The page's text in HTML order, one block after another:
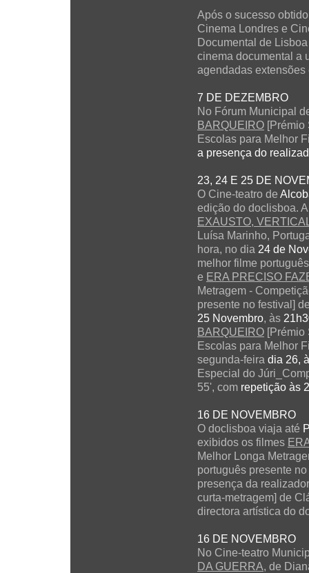
Após o sucesso
Cinema Londres e
Documental de
cinema documental a
agendadas extensões
7 DE DEZEMBRO
No Fórum Municipal
BARQUEIRO [Prémio
Escolas para Melhor
a presença do
23, 24 E 25 DE
O Cine-teatro de
edição do doclisboa.
EXAUSTO,
Luísa Marinho,
hora, no dia 24 de
melhor filme
e ERA PRECISO
Metragem -
presente no festival]
25 Novembro, às
BARQUEIRO [Prémio
Escolas para Melhor
segunda-feira dia 26,
Especial do
55', com repetição às
16 DE NOVEMBRO
O doclisboa viaja até
exibidos os filmes
Melhor Longa
português presente
presença da
curta-metragem] de
directora artística do
16 DE NOVEMBRO
No Cine-teatro
DA GUERRA, de